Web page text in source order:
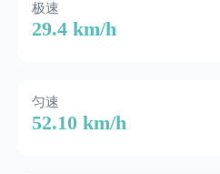
极速
29.4 km/h
匀速
52.10 km/h